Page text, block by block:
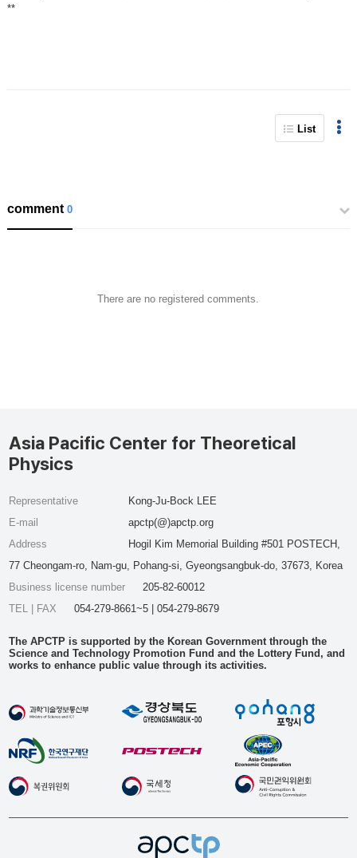
**
List
comment0
There are no registered comments.
Asia Pacific Center for Theoretical
Physics
Representative
Kong-Ju-Bock LEE
E-mail
apctp(@)apctp.org
Address
Hogil Kim Memorial Building #501 POSTECH,
77 Cheongam-ro, Nam-gu, Pohang-si, Gyeongsangbuk-do, 37673, Korea
Business license number
205-82-60012
TEL | FAX
054-279-8661~5 | 054-279-8679
The APCTP is supported by the Korean Government through the
Science and Technology Promotion Fund and the Lottery Fund, and
works to enhance public value through its activities.